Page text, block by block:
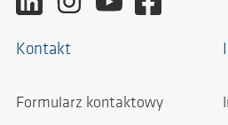
Kontakt
Formularz kontaktowy